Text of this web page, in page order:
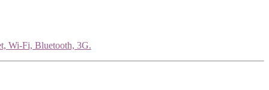
Wi-Fi, Bluetooth, 3G.